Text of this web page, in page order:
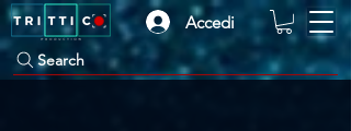
Accedi
Search